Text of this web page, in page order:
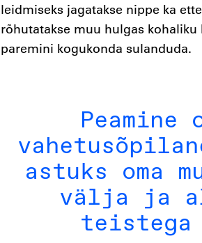
leidmiseks jagatakse nippe ka
rõhutatakse muu hulgas
paremini kogukonda sulanduda.
astuks oma
välja ja